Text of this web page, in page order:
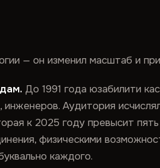
— он изменил масштаб и
До 1991 года юзабилити
инженеров. Аудитория
к 2025 году превысит
физическими
каждого.